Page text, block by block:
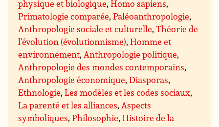
physique et biologique,Homo sapiens,
Primatologie comparée,Paléoanthropologie,
Anthropologie sociale et culturelle,Théorie de
l’évolution (évolutionnisme),Homme et
environnement, Anthropologie politique,
Anthropologie des mondes contemporains,
Anthropologie économique,Diasporas,
Ethnologie,Les modèles et les codes sociaux,
La parenté et les alliances, Aspects
symboliques,Philosophie,Histoire de la